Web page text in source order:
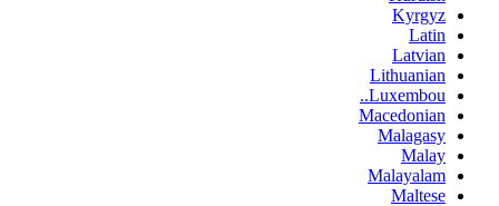
Kyrgyz
Latin
Latvian
Lithuanian
Luxembou..
Macedonian
Malagasy
Malay
Malayalam
Maltese